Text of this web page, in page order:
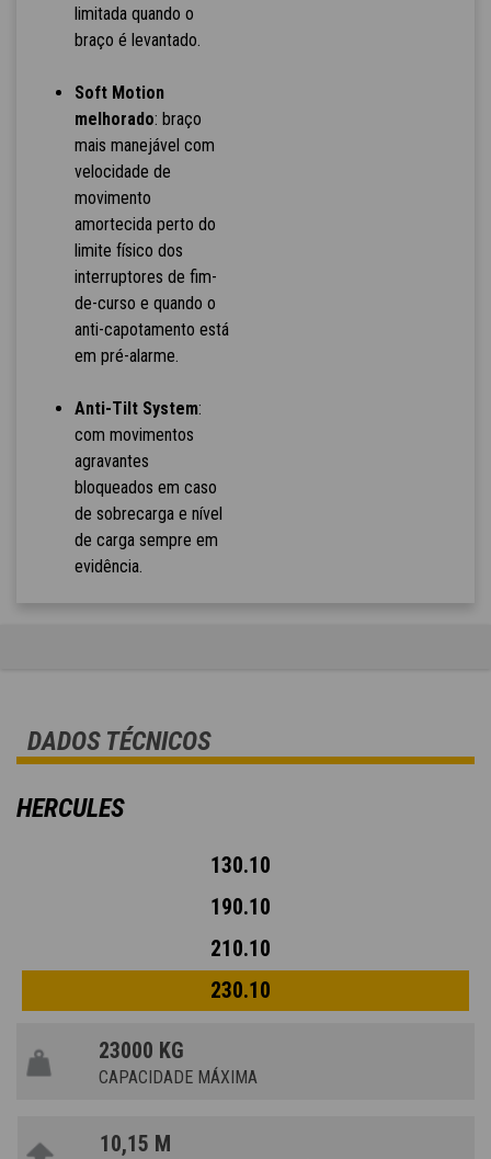
limitada quando o
braço é levantado.
Soft Motion
melhorado: braço
mais manejável com
velocidade de
movimento
amortecida perto do
limite físico dos
interruptores de fim-
de-curso e quando o
anti-capotamento está
em pré-alarme.
Anti-Tilt System:
com movimentos
agravantes
bloqueados em caso
de sobrecarga e nível
de carga sempre em
evidência.
DADOS TÉCNICOS
HERCULES
130.10
190.10
210.10
230.10
23000 KG
CAPACIDADE MÁXIMA
10,15 M